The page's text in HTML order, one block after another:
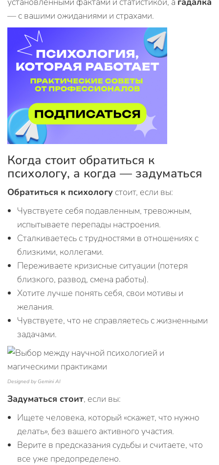
— с вашими ожиданиями и страхами.
Когда стоит обратиться к
психологу, а когда — задуматься
Обратиться к психологу стоит, если вы:
Чувствуете себя подавленным, тревожным,
испытываете перепады настроения.
Сталкиваетесь с трудностями в отношениях с
близкими, коллегами.
Переживаете кризисные ситуации (потеря
близкого, развод, смена работы).
Хотите лучше понять себя, свои мотивы и
желания.
Чувствуете, что не справляетесь с жизненными
задачами.
Designed by Gemini AI
Задуматься стоит, если вы:
Ищете человека, который «скажет, что нужно
делать», без вашего активного участия.
Верите в предсказания судьбы и считаете, что
все уже предопределено.